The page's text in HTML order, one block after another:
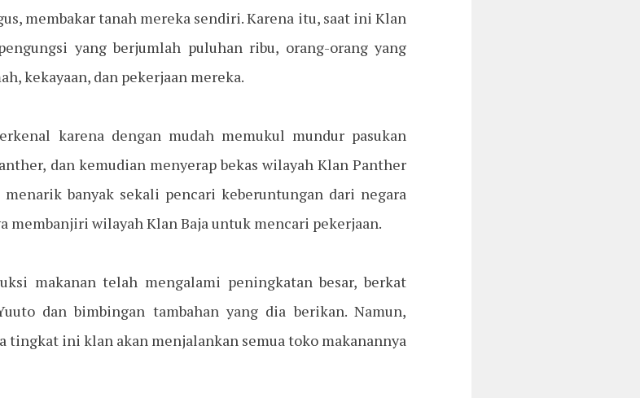
membakar tanah mereka sendiri. Karena itu, saat ini Klan
yang berjumlah puluhan ribu, orang-orang yang
kekayaan, dan pekerjaan mereka.
karena dengan mudah memukul mundur pasukan
dan kemudian menyerap bekas wilayah Klan Panther
banyak sekali pencari keberuntungan dari negara
membanjiri wilayah Klan Baja untuk mencari pekerjaan.
makanan telah mengalami peningkatan besar, berkat
dan bimbingan tambahan yang dia berikan. Namun,
tingkat ini klan akan menjalankan semua toko makanannya